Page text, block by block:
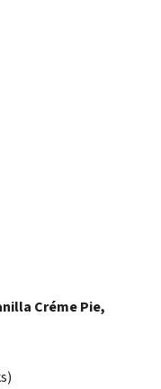
Créme Pie,